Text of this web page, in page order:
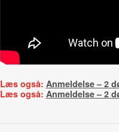
Læs også: Anmeldelse – 2
Læs også: Anmeldelse – 2